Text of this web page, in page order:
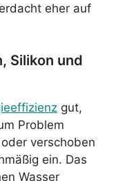
eher auf
Silikon und
gut,
Problem
verschoben
ein. Das
Wasser